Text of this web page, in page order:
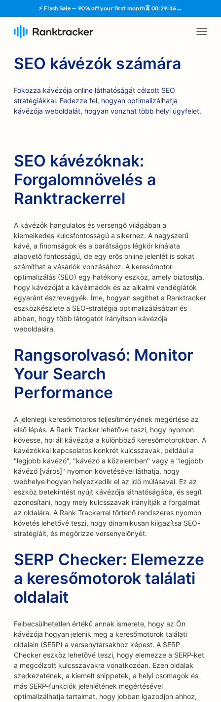
⚡ Flash Sale — 90% off your first month⏳ 00:29:45→
SEO kávézók számára
Fokozza kávézója online láthatóságát célzott SEO
stratégiákkal. Fedezze fel, hogyan optimalizálhatja
kávézója weboldalát, hogyan vonzhat több helyi ügyfelet.
SEO kávézóknak:
Forgalomnövelés a
Ranktrackerrel
A kávézók hangulatos és versengő világában a
kiemelkedés kulcsfontosságú a sikerhez. A nagyszerű
kávé, a finomságok és a barátságos légkör kínálata
alapvető fontosságú, de egy erős online jelenlét is sokat
számíthat a vásárlók vonzásához. A keresőmotor-
optimalizálás (SEO) egy hatékony eszköz, amely biztosítja,
hogy kávézóját a kávéimádók és az alkalmi vendéglátók
egyaránt észrevegyék. Íme, hogyan segíthet a Ranktracker
eszközkészlete a SEO-stratégia optimalizálásában és
abban, hogy több látogatót irányítson kávézója
weboldalára.
Rangsorolvasó: Monitor
Your Search
Performance
A jelenlegi keresőmotoros teljesítményének megértése az
első lépés. A Rank Tracker lehetővé teszi, hogy nyomon
kövesse, hol áll kávézója a különböző keresőmotorokban. A
kávézókkal kapcsolatos konkrét kulcsszavak, például a
"legjobb kávézó", "kávézó a közelemben" vagy a "legjobb
kávézó [város]" nyomon követésével láthatja, hogy
webhelye hogyan helyezkedik el az idő múlásával. Ez az
eszköz betekintést nyújt kávézója láthatóságába, és segít
azonosítani, hogy mely kulcsszavak irányítják a forgalmat
az oldalára. A Rank Trackerrel történő rendszeres nyomon
követés lehetővé teszi, hogy dinamikusan kiigazítsa SEO-
stratégiáit, és megőrizze versenyelőnyét.
SERP Checker: Elemezze
a keresőmotorok találati
oldalait
Felbecsülhetetlen értékű annak ismerete, hogy az Ön
kávézója hogyan jelenik meg a keresőmotorok találati
oldalain (SERP) a versenytársakhoz képest. A SERP
Checker eszköz lehetővé teszi, hogy elemezze a SERP-ket
a megcélzott kulcsszavakra vonatkozóan. Ezen oldalak
szerkezetének, a kiemelt snippetek, a helyi csomagok és
más SERP-funkciók jelenlétének megértésével
optimalizálhatja tartalmát, hogy jobban igazodjon ahhoz,